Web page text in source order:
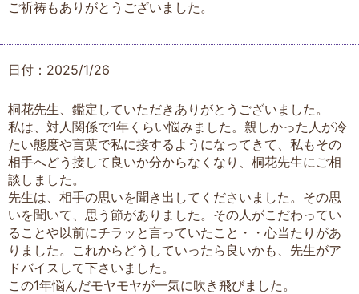
ご祈祷もありがとうございました。
日付：2025/1/26
桐花先生、鑑定していただきありがとうございました。
私は、対人関係で1年くらい悩みました。親しかった人が冷
たい態度や言葉で私に接するようになってきて、私もその
相手へどう接して良いか分からなくなり、桐花先生にご相
談しました。
先生は、相手の思いを聞き出してくださいました。その思
いを聞いて、思う節がありました。その人がこだわってい
ることや以前にチラッと言っていたこと・・心当たりがあ
りました。これからどうしていったら良いかも、先生がア
ドバイスして下さいました。
この1年悩んだモヤモヤが一気に吹き飛びました。